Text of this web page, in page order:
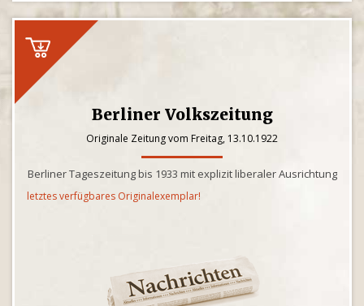
Berliner Volkszeitung
Originale Zeitung vom Freitag, 13.10.1922
Berliner Tageszeitung bis 1933 mit explizit liberaler Ausrichtung
letztes verfügbares Originalexemplar!